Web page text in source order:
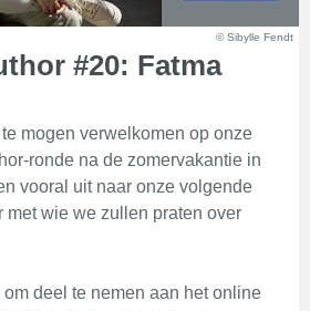
© Sibylle Fendt
#20: Fatma
mogen verwelkomen op onze
ronde na de zomervakantie in
vooral uit naar onze volgende
met wie we zullen praten over
om deel te nemen aan het online